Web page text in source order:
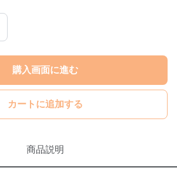
購入画面に進む
カートに追加する
商品説明